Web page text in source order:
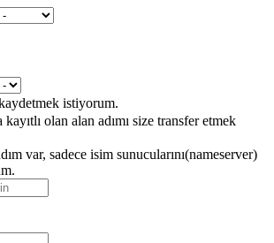
istiyorum.
olan alan adımı size transfer etmek
var, sadece isim sunucularını(nameserver)